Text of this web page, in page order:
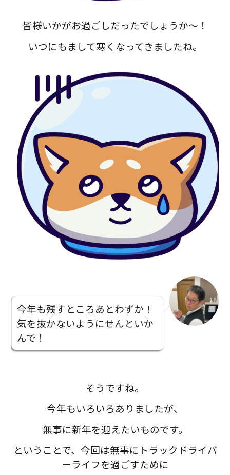
皆様いかがお過ごしだったでしょうか～！
いつにもまして寒くなってきましたね。
今年も残すところあとわずか！
気を抜かないようにせんといか
んで！
そうですね。
今年もいろいろありましたが、
無事に新年を迎えたいものです。
ということで、今回は無事にトラックドライバ
ーライフを過ごすために